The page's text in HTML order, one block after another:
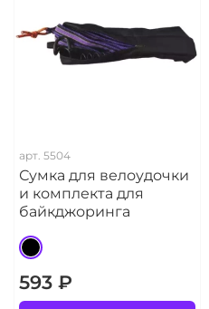
арт. 5504
Сумка для велоудочки
и комплекта для
байкджоринга
593 ₽